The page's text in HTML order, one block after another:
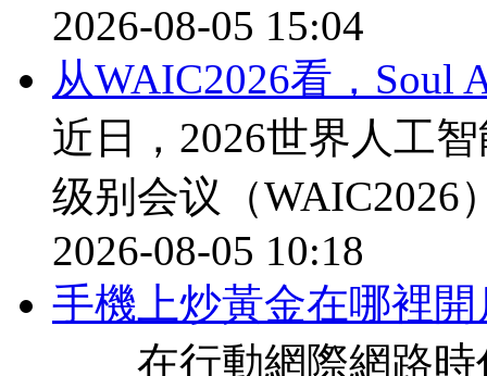
2026-08-05 15:04
从WAIC2026看，Soul
近日，2026世界人工
级别会议（WAIC2026
2026-08-05 10:18
手機上炒黃金在哪裡
在行動網際網路時